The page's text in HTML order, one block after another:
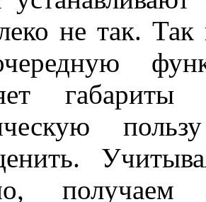
не так. Так